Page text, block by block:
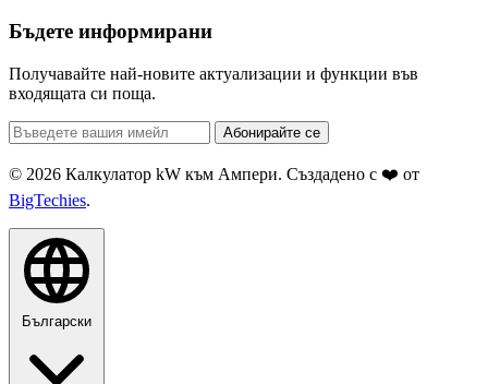
Бъдете информирани
Получавайте най-новите актуализации и функции във
входящата си поща.
Абонирайте се
© 2026 Калкулатор kW към Ампери. Създадено с ❤️ от
BigTechies.
Български